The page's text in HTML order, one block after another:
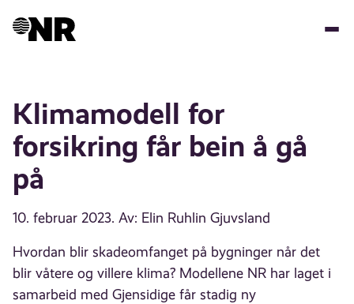
Klimamodell for
forsikring får bein å gå
på
10. februar 2023. Av: Elin Ruhlin Gjuvsland
Hvordan blir skadeomfanget på bygninger når det
blir våtere og villere klima? Modellene NR har laget i
samarbeid med Gjensidige får stadig ny